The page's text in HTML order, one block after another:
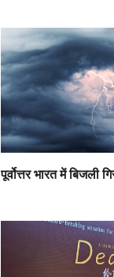
पूर्वोत्तर भारत में बिजली